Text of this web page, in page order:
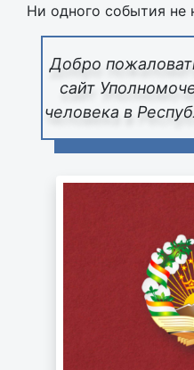
Добро
сайт
человека в
Ни одного события не